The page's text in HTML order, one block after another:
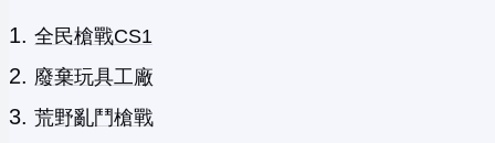
全民槍戰CS1
廢棄玩具工廠
荒野亂鬥槍戰